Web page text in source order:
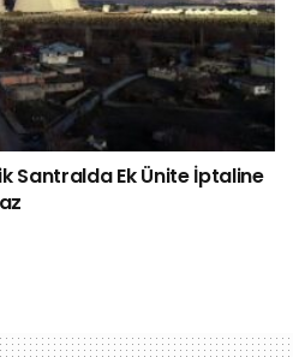
Santralda Ek Ünite İptaline